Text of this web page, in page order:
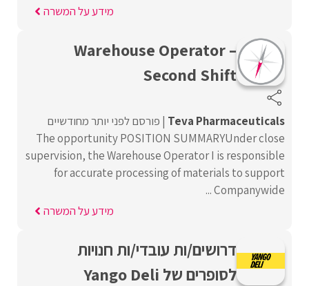
מידע על המשרה
Warehouse Operator –
Second Shift
Teva Pharmaceuticals פורסם לפני יותר מחודשיים
The opportunity POSITION SUMMARYUnder close
supervision, the Warehouse Operator I is responsible
for accurate processing of materials to support
Companywide ...
מידע על המשרה
דרושים/ות עובדי/ות חנויות
לסופרים של Yango Deli